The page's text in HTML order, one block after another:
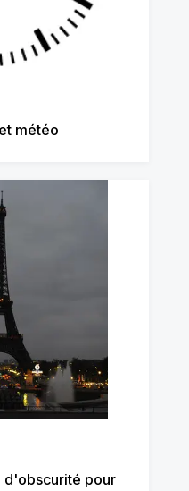
météo
d'obscurité pour